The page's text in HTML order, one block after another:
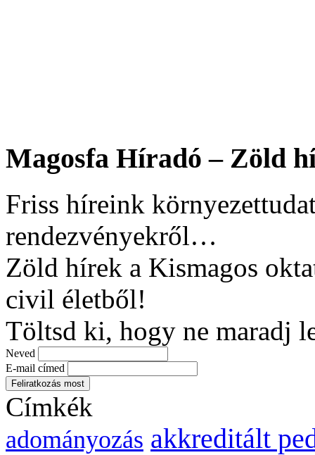
Magosfa Híradó – Zöld
Friss híreink
rendezvényekről…
Zöld hírek a Kismagos
civil életből!
Töltsd ki, hogy ne maradj
Neved
E-mail címed
Címkék
adományozás akkreditált